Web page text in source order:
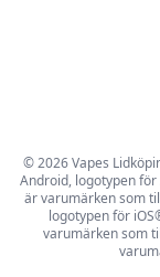
© 2026 Vapes
Android, logotypen för
är varumärken som
logotypen för
varumärken som